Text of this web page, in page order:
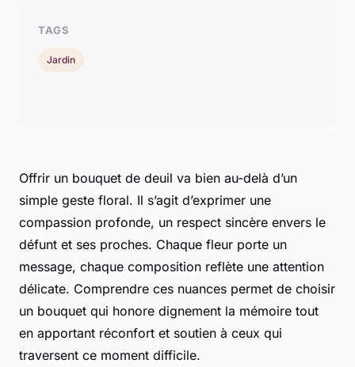
Offrir un bouquet de deuil va bien au-delà d’un
simple geste floral. Il s’agit d’exprimer une
compassion profonde, un respect sincère envers le
défunt et ses proches. Chaque fleur porte un
message, chaque composition reflète une attention
délicate. Comprendre ces nuances permet de choisir
un bouquet qui honore dignement la mémoire tout
en apportant réconfort et soutien à ceux qui
traversent ce moment difficile.
TAGS
Jardin